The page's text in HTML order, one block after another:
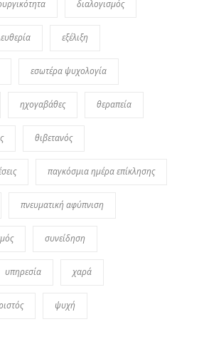
διαλογισμός
εξέλιξη
εσωτέρα ψυχολογία
ηχογαβάθες θεραπεία
θιβετανός
παγκόσμια ημέρα επίκλησης
πνευματική αφύπνιση
συνείδηση
υπηρεσία χαρά
ψυχή